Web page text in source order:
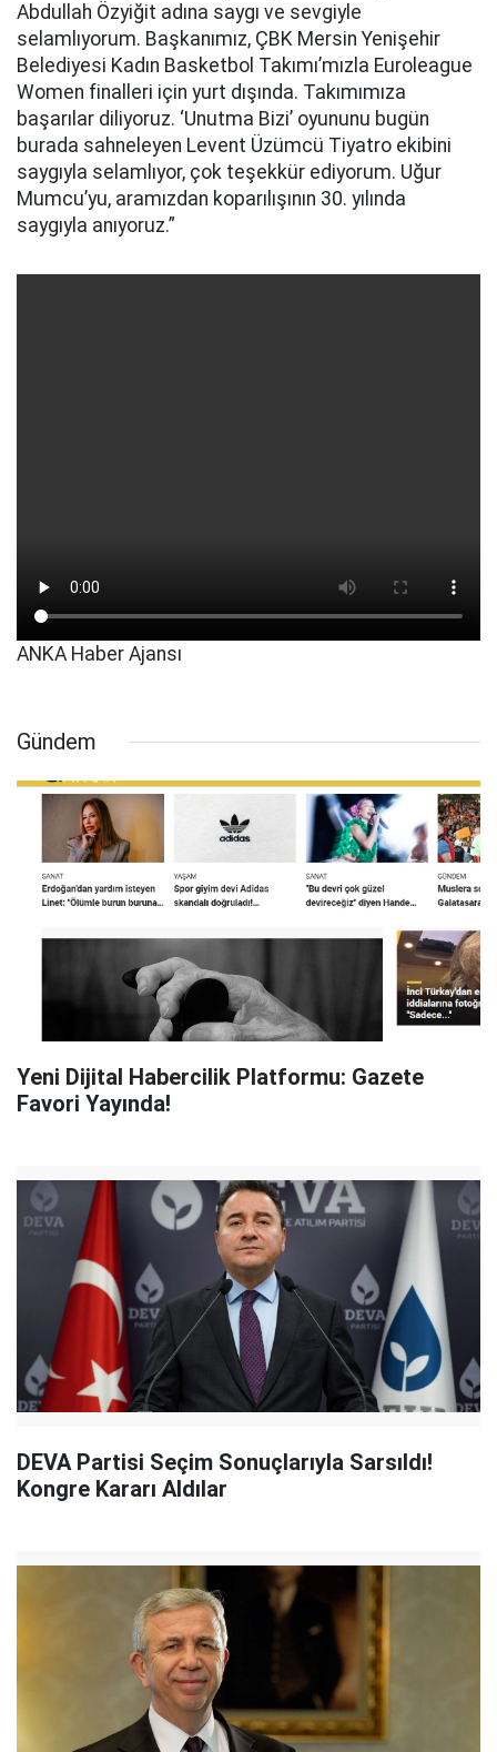
Abdullah Özyiğit adına saygı ve sevgiyle
selamlıyorum. Başkanımız, ÇBK Mersin Yenişehir
Belediyesi Kadın Basketbol Takımı’mızla Euroleague
Women finalleri için yurt dışında. Takımımıza
başarılar diliyoruz. ‘Unutma Bizi’ oyununu bugün
burada sahneleyen Levent Üzümcü Tiyatro ekibini
saygıyla selamlıyor, çok teşekkür ediyorum. Uğur
Mumcu’yu, aramızdan koparılışının 30. yılında
saygıyla anıyoruz.”
ANKA Haber Ajansı
Gündem
Yeni Dijital Habercilik Platformu: Gazete
Favori Yayında!
DEVA Partisi Seçim Sonuçlarıyla Sarsıldı!
Kongre Kararı Aldılar